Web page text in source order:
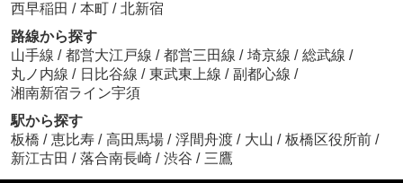
西早稲田 / 本町 / 北新宿
路線から探す
山手線 / 都営大江戸線 / 都営三田線 / 埼京線 / 総武線 /
丸ノ内線 / 日比谷線 / 東武東上線 / 副都心線 /
湘南新宿ライン宇須
駅から探す
板橋 / 恵比寿 / 高田馬場 / 浮間舟渡 / 大山 / 板橋区役所前 /
新江古田 / 落合南長崎 / 渋谷 / 三鷹